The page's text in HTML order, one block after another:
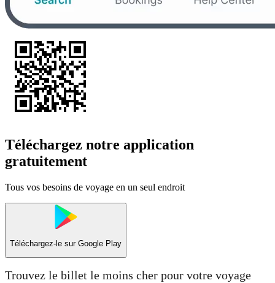
Téléchargez notre application
gratuitement
Tous vos besoins de voyage en un seul endroit
Téléchargez-le sur Google Play
Trouvez le billet le moins cher pour votre voyage